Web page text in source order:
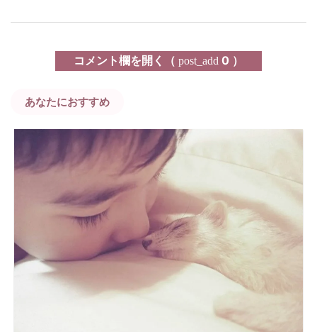
コメント欄を開く（ post_add 0 ）
あなたにおすすめ